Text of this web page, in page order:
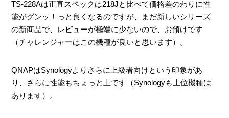
TS-228Aは正直スペックは218Jと比べて価格差のわりに性
能がグンッ！っと良くなるのですが、まだ新しいシリーズ
の新商品で、レビューが極端に少ないので、お預けです
（チャレンジャーはこの機種が良いと思います）。
QNAPはSynologyよりさらに上級者向けという印象があ
り、さらに性能もちょっと上です（Synologyも上位機種は
あります）。